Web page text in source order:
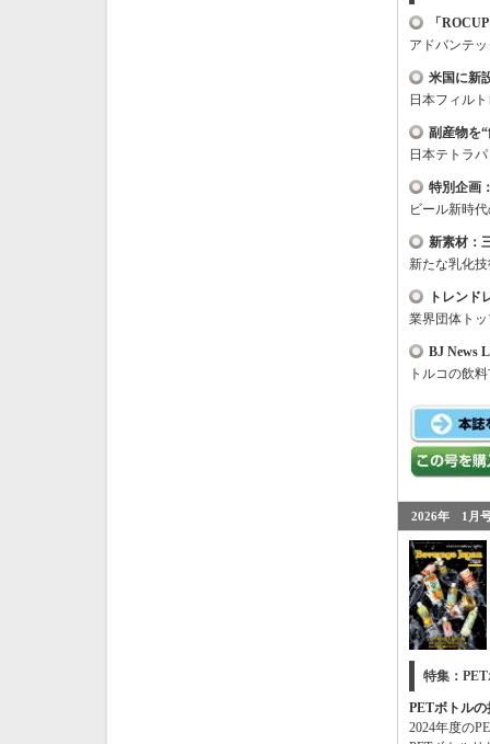
「 ROCUP
アドバンテ
米国に新
日本フィル
副産物を
日本テトラ
特別企画
ビール新時
新素材：
新たな乳化
トレンド
業界団体ト
BJ News
トルコの飲
2026年 1月
特集：
PETボトル
2024年度の